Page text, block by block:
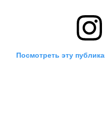
Посмотреть эту